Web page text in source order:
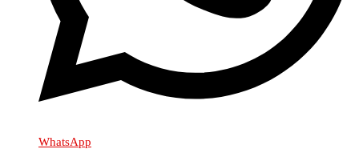
WhatsApp